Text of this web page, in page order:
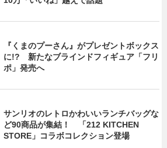
『くまのプーさん』がプレゼントボックス
に!? 新たなブラインドフィギュア「フリ
ポ」発売へ
サンリオのレトロかわいいランチバッグな
ど90商品が集結！ 「212 KITCHEN
STORE」コラボコレクション登場